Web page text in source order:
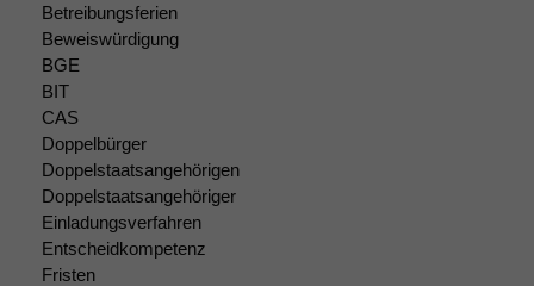
Betreibungsferien
Beweiswürdigung
BGE
BIT
CAS
Doppelbürger
Doppelstaatsangehörigen
Doppelstaatsangehöriger
Einladungsverfahren
Entscheidkompetenz
Fristen